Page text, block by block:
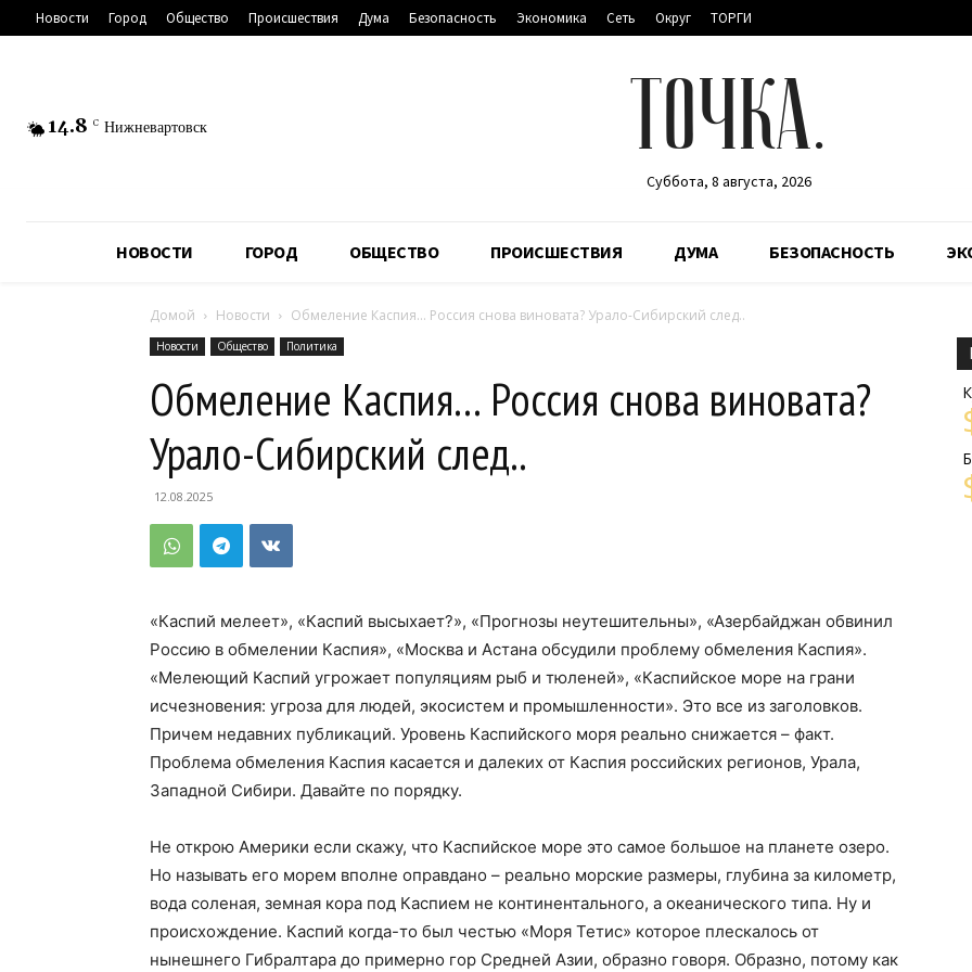
Новости Город Общество Происшествия Дума Безопасность Экономика Сеть Округ ТОРГИ
14.8 C Нижневартовск ТОЧКА.
Суббота, 8 августа, 2026
НОВОСТИ ГОРОД ОБЩЕСТВО ПРОИСШЕСТВИЯ ДУМА БЕЗОПАСНОСТЬ
Домой Новости Обмеление Каспия… Россия снова виновата? Урало-Сибирский след..
Новости Общество Политика
Обмеление Каспия… Россия снова виновата?
Урало-Сибирский след..
12.08.2025
«Каспий мелеет», «Каспий высыхает?», «Прогнозы неутешительны», «Азербайджан обвинил
Россию в обмелении Каспия», «Москва и Астана обсудили проблему обмеления Каспия».
«Мелеющий Каспий угрожает популяциям рыб и тюленей», «Каспийское море на грани
исчезновения: угроза для людей, экосистем и промышленности». Это все из заголовков.
Причем недавних публикаций. Уровень Каспийского моря реально снижается – факт.
Проблема обмеления Каспия касается и далеких от Каспия российских регионов, Урала,
Западной Сибири. Давайте по порядку.
Не открою Америки если скажу, что Каспийское море это самое большое на планете озеро.
Но называть его морем вполне оправдано – реально морские размеры, глубина за километр,
вода соленая, земная кора под Каспием не континентального, а океанического типа. Ну и
происхождение. Каспий когда-то был честью «Моря Тетис» которое плескалось от
нынешнего Гибралтара до примерно гор Средней Азии, образно говоря. Образно, потому как